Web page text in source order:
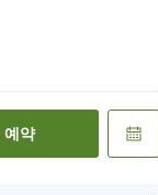
예약